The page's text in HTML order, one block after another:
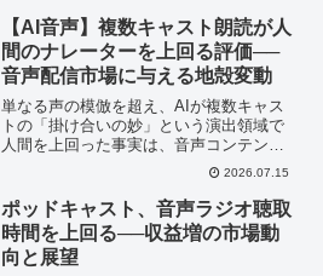
【AI音声】複数キャスト朗読が人
間のナレーターを上回る評価──
音声配信市場に与える地殻変動
単なる声の模倣を超え、AIが複数キャス
トの「掛け合いの妙」という演出領域で
人間を上回った事実は、音声コンテンツ
の価値が「誰が語るか」から「どう空間
を創るか」へ移行していることを示して
いる。
2026.07.15
ポッドキャスト、音声ラジオ聴取
時間を上回る──収益増の市場動
向と展望